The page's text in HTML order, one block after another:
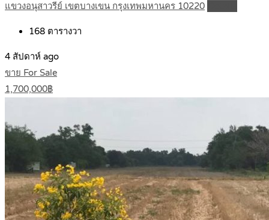
แขวงอนุสาวรีย์ เขตบางเขน กรุงเทพมหานคร 10220
168 ตารางวา
4 สัปดาห์ ago
ขาย For Sale
1,700,000฿